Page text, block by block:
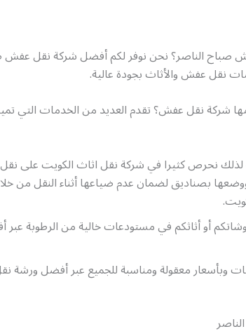
صباح الناصر؟ نحن نوفر لكم أفضل شركة نقل عفش
نقل عفش والأثاث بجودة عالية.
شركة نقل عفش؟ تقدم العديد من الخدمات التي
نحرص كثيرا في شركة نقل اثاث الكويت على
بصناديق لضمان عدم ضياعها أثناء النقل من
أو أثاثكم في مستودعات خالية من الرطوبة
وبأسعار معقولة ومناسبة للجميع عبر أفضل